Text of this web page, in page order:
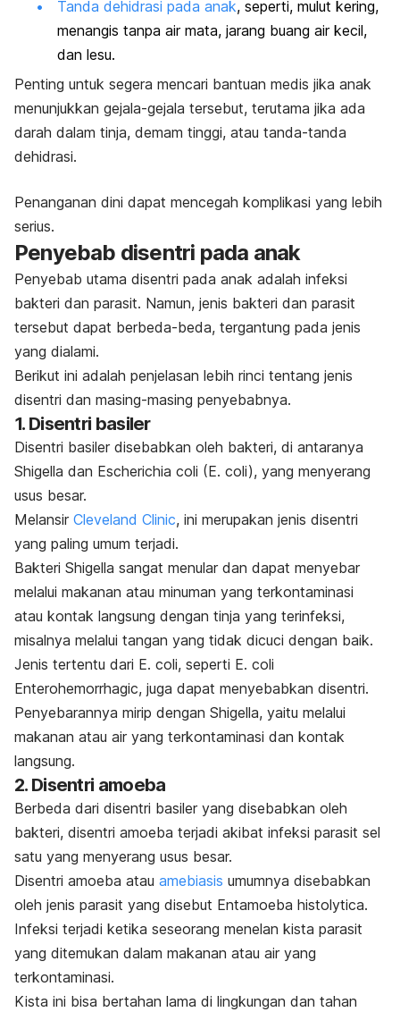
Tanda dehidrasi pada anak, seperti, mulut kering,
menangis tanpa air mata, jarang buang air kecil,
dan lesu.
Penting untuk segera mencari bantuan medis jika anak
menunjukkan gejala-gejala tersebut, terutama jika ada
darah dalam tinja, demam tinggi, atau tanda-tanda
dehidrasi.
Penanganan dini dapat mencegah komplikasi yang lebih
serius.
Penyebab disentri pada anak
Penyebab utama disentri pada anak adalah infeksi
bakteri dan parasit. Namun, jenis bakteri dan parasit
tersebut dapat berbeda-beda, tergantung pada jenis
yang dialami.
Berikut ini adalah penjelasan lebih rinci tentang jenis
disentri dan masing-masing penyebabnya.
1. Disentri basiler
Disentri basiler disebabkan oleh bakteri, di antaranya
Shigella dan Escherichia coli (E. coli), yang menyerang
usus besar.
Melansir Cleveland Clinic, ini merupakan jenis disentri
yang paling umum terjadi.
Bakteri Shigella sangat menular dan dapat menyebar
melalui makanan atau minuman yang terkontaminasi
atau kontak langsung dengan tinja yang terinfeksi,
misalnya melalui tangan yang tidak dicuci dengan baik.
Jenis tertentu dari E. coli, seperti E. coli
Enterohemorrhagic, juga dapat menyebabkan disentri.
Penyebarannya mirip dengan Shigella, yaitu melalui
makanan atau air yang terkontaminasi dan kontak
langsung.
2. Disentri amoeba
Berbeda dari disentri basiler yang disebabkan oleh
bakteri, disentri amoeba terjadi akibat infeksi parasit sel
satu yang menyerang usus besar.
Disentri amoeba atau amebiasis umumnya disebabkan
oleh jenis parasit yang disebut Entamoeba histolytica.
Infeksi terjadi ketika seseorang menelan kista parasit
yang ditemukan dalam makanan atau air yang
terkontaminasi.
Kista ini bisa bertahan lama di lingkungan dan tahan